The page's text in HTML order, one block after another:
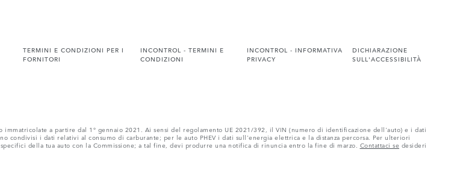
TERMINI E CONDIZIONI PER I
FORNITORI
INCONTROL - TERMINI E
CONDIZIONI
INCONTROL - INFORMATIVA
PRIVACY
DICHIARAZIONE
SULL'ACCESSIBILITÀ
a partire dal 1° gennaio 2021. Ai sensi del regolamento UE 2021/392, il VIN (numero di identificazione dell'auto) e i dati
condivisi i dati relativi al consumo di carburante; per le auto PHEV i dati sull'energia elettrica e la distanza percorsa. Per ulteriori
della tua auto con la Commissione; a tal fine, devi produrre una notifica di rinuncia entro la fine di marzo. Contattaci se desideri